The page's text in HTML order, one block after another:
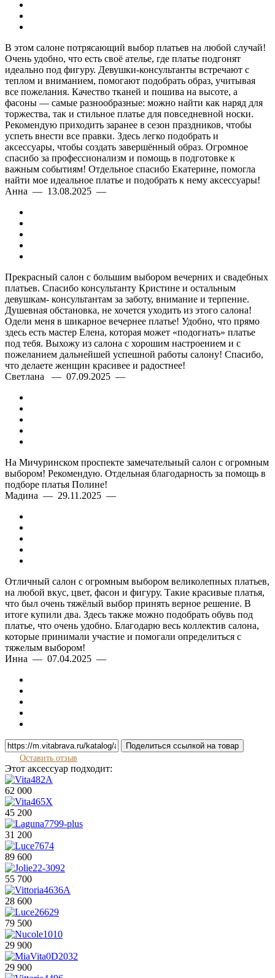
В этом салоне потрясающий выбор платьев на любой случай!
Очень удобно, что есть своё ателье, где платье подгонят
идеально под фигуру. Девушки-консультанты встречают с
теплом и вниманием, помогают подобрать образ, учитывая
все пожелания. Качество тканей и пошива на высоте, а
фасоны — самые разнообразные: можно найти как наряд для
торжества, так и стильное платье для повседневной носки.
Рекомендую приходить заранее в сезон праздников, чтобы
успеть внести все правки. Здесь легко подобрать и
аксессуары, чтобы создать завершённый образ. Огромное
спасибо за профессионализм и помощь в подготовке к
важным событиям! Отдельное спасибо Екатерине, помогла
найти мое идеальное платье и подобрать к нему аксессуары!
Анна — 13.08.2025 —
Прекрасный салон с большим выбором вечерних и свадебных
платьев. Спасибо консультанту Кристине и остальным
девушкам- консультантам за заботу, внимание и терпение.
Душевная обстановка, не хочется уходить из этого салона!
Одели меня в шикарное вечернее платье! Удобно, что прямо
здесь есть мастер Елена, которая может «подогнать» платье
под тебя. Выхожу из салона с хорошим настроением и с
пожеланием дальнейшей успешной работы салону! Спасибо,
что делаете женщин красивее и радостнее!
Светлана — 07.09.2025 —
На Мичуринском проспекте замечательный салон с огромным
выбором! Рекомендую. Отдельная благодарность за помощь в
подборе платья Полине!
Мадина — 29.11.2025 —
Отличный салон с огромным выбором великолепных платьев,
на любой вкус, цвет, фасон и фигуру. Такие красивые платья,
что был очень тяжёлый выбор принять верное решение. В
итоге купили два. Здесь также можно подобрать обувь под
платье, что очень удобно. Благодарю весь коллектив салона,
которые принимали участие и помогали определиться с
тяжелым выбором!
Инна — 07.04.2025 —
Поделиться ссылкой на товар
Оставить отзыв
Этот аксессуар подходит:
62 000
45 200
31 200
89 600
55 700
28 600
79 500
29 900
29 900